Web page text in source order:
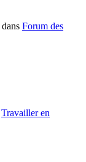
dans Forum des
Travailler en